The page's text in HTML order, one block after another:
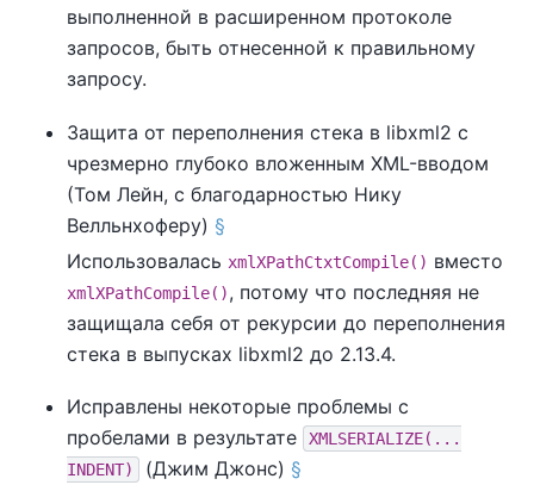
выполненной в расширенном протоколе
запросов, быть отнесенной к правильному
запросу.
Защита от переполнения стека в libxml2 с
чрезмерно глубоко вложенным XML-вводом
(Том Лейн, с благодарностью Нику
Велльнхоферу) §
Использовалась xmlXPathCtxtCompile() вместо
xmlXPathCompile(), потому что последняя не
защищала себя от рекурсии до переполнения
стека в выпусках libxml2 до 2.13.4.
Исправлены некоторые проблемы с
пробелами в результате
XMLSERIALIZE(...
INDENT)
(Джим Джонс) §